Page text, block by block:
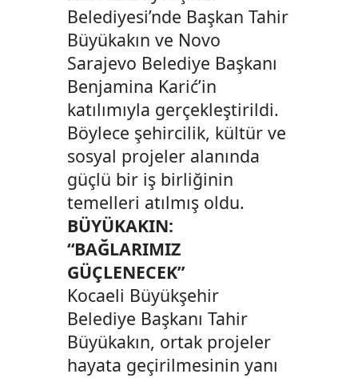
Belediyesi’nde Başkan Tahir
Büyükakın ve Novo
Sarajevo Belediye Başkanı
Benjamina Karić’in
katılımıyla gerçekleştirildi.
Böylece şehircilik, kültür ve
sosyal projeler alanında
güçlü bir iş birliğinin
temelleri atılmış oldu.
BÜYÜKAKIN:
“BAĞLARIMIZ
GÜÇLENECEK”
Kocaeli Büyükşehir
Belediye Başkanı Tahir
Büyükakın, ortak projeler
hayata geçirilmesinin yanı